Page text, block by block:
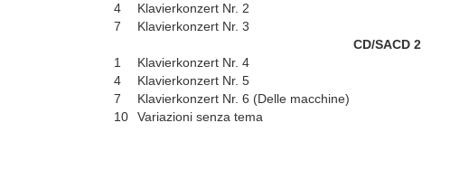
4
Klavierkonzert Nr. 2
7
Klavierkonzert Nr. 3
CD/SACD 2
1
Klavierkonzert Nr. 4
4
Klavierkonzert Nr. 5
7
Klavierkonzert Nr. 6 (Delle macchine)
10
Variazioni senza tema